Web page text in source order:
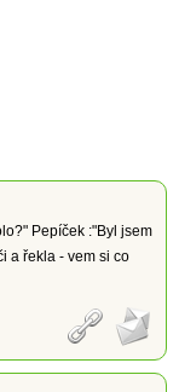
Pepíček :"Byl jsem
a řekla - vem si co